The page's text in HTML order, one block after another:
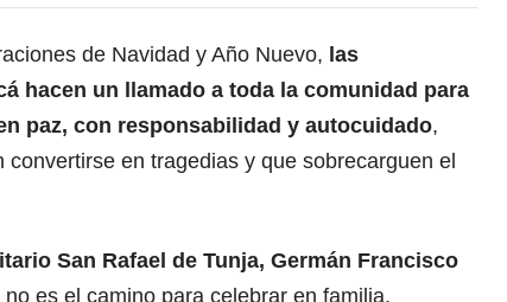
de Navidad y Año Nuevo, las
hacen un llamado a toda la comunidad para
paz, con responsabilidad y autocuidado,
en tragedias y que sobrecarguen el
San Rafael de Tunja, Germán Francisco
es el camino para celebrar en familia.